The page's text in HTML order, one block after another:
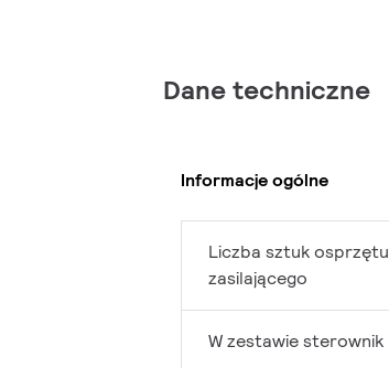
Dane techniczne
Informacje ogólne
Liczba sztuk osprzętu
zasilającego
W zestawie sterownik